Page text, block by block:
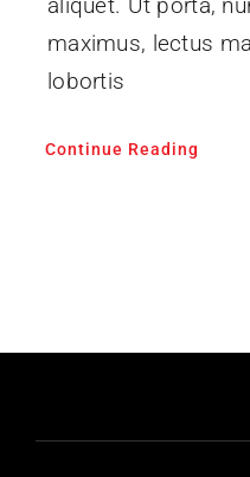
aliquet. Ut porta,
maximus, lectus
lobortis
Continue Reading